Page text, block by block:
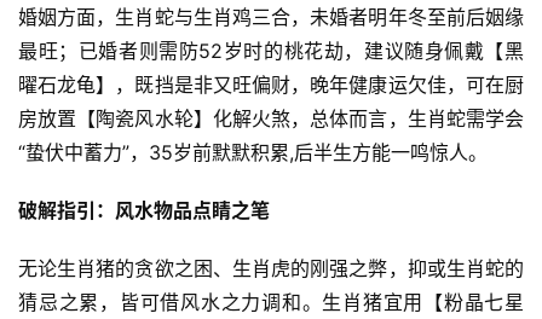
婚姻方面，生肖蛇与生肖鸡三合，未婚者明年冬至前后姻缘
最旺；已婚者则需防52岁时的桃花劫，建议随身佩戴【黑
曜石龙龟】，既挡是非又旺偏财，晚年健康运欠佳，可在厨
房放置【陶瓷风水轮】化解火煞，总体而言，生肖蛇需学会
“蛰伏中蓄力”，35岁前默默积累,后半生方能一鸣惊人。
破解指引：风水物品点睛之笔
无论生肖猪的贪欲之困、生肖虎的刚强之弊，抑或生肖蛇的
猜忌之累，皆可借风水之力调和。生肖猪宜用【粉晶七星